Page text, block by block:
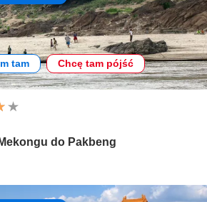
tam Chcę tam pójść
do Pakbeng